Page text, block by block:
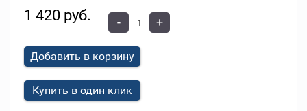
1 420 руб. - +
Добавить в корзину
Купить в один клик